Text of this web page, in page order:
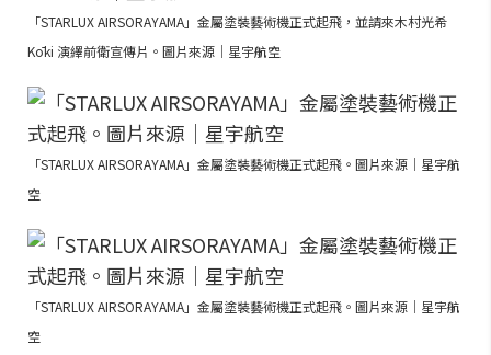
「STARLUX AIRSORAYAMA」金屬塗裝藝術機正式起飛，並請來木村光希
Kōki 演繹前衛宣傳片。圖片來源｜星宇航空
「STARLUX AIRSORAYAMA」金屬塗裝藝術機正式起飛。圖片來源｜星宇航
空
「STARLUX AIRSORAYAMA」金屬塗裝藝術機正式起飛。圖片來源｜星宇航
空